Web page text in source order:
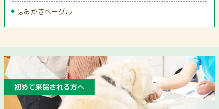
はみがきベーグル